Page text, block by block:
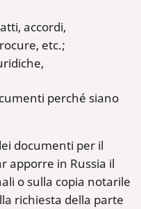
accordi,
etc.;
perché siano
documenti per il
apporre in Russia il
o sulla copia notarile
richiesta della parte